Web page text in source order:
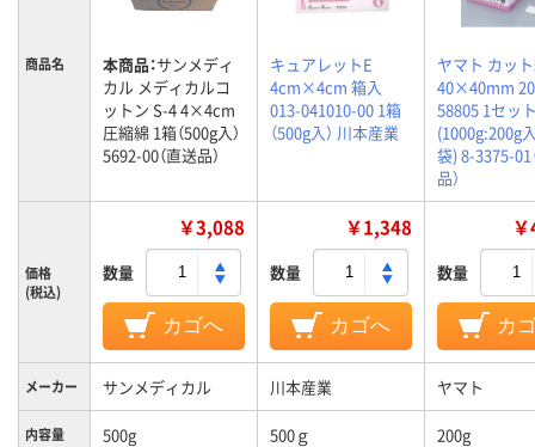
商品名 本商品：サンメディ
カル メディカルコ
ットン S-4 4×4cm
圧縮綿 1箱（500g入）
5692-00（直送品）
キュアレットE
4cm×4cm 箱入
013-041010-00 1箱
（500g入） 川本産業
ヤマト カッ
40×40mm
58805 1セッ
(1000g:200g
袋) 8-3375-01
品）
価格
(税込)
￥3,088
数量
カゴへ
￥1,348
数量
カゴへ
数量
カ
メーカー サンメディカル 川本産業 ヤマト
内容量 500g 500ｇ 200g